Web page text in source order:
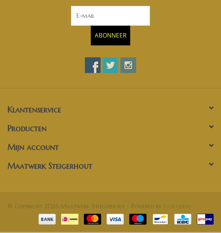
ABONNEER
Klantenservice
Producten
Mijn account
Maatwerk Steigerhout
© Copyright 2026 Maatwerk Steigerhout - Powered by Lightspeed